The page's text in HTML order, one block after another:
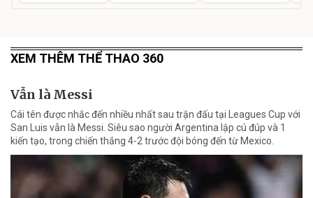
XEM THÊM THỂ THAO 360
Vẫn là Messi
Cái tên được nhắc đến nhiều nhất sau trận đấu tại Leagues Cup với
San Luis vẫn là Messi. Siêu sao người Argentina lập cú đúp và 1
kiến tạo, trong chiến thắng 4-2 trước đội bóng đến từ Mexico.